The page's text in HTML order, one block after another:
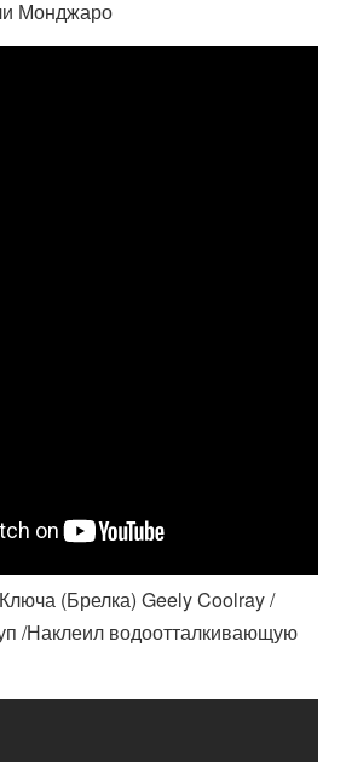
Монджаро
(Брелка) Geely Coolray /
/Наклеил водоотталкивающую